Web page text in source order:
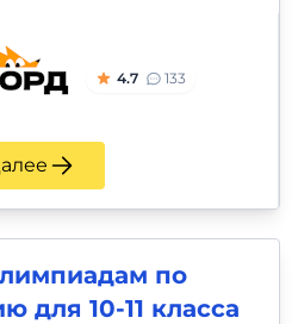
4.7 133
по
для 10-11 класса